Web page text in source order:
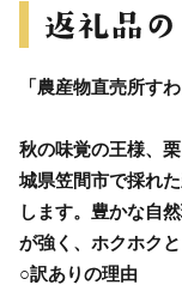
「農産物直売所す
秋の味覚の王様、
城県笠間市で採れ
します。豊かな自
が強く、ホクホク
○訳ありの理由